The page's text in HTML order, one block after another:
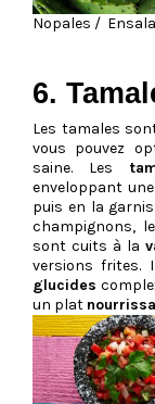
Nopales /
6.
Les tamales
vous pouvez
saine. Les
enveloppant
puis en la
champignons,
sont cuits à la
versions frites.
glucides
un plat